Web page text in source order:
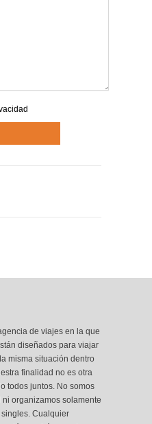
de viajes en la que
diseñados para viajar
misma situación dentro
finalidad no es otra
todos juntos. No somos
organizamos solamente
Cualquier